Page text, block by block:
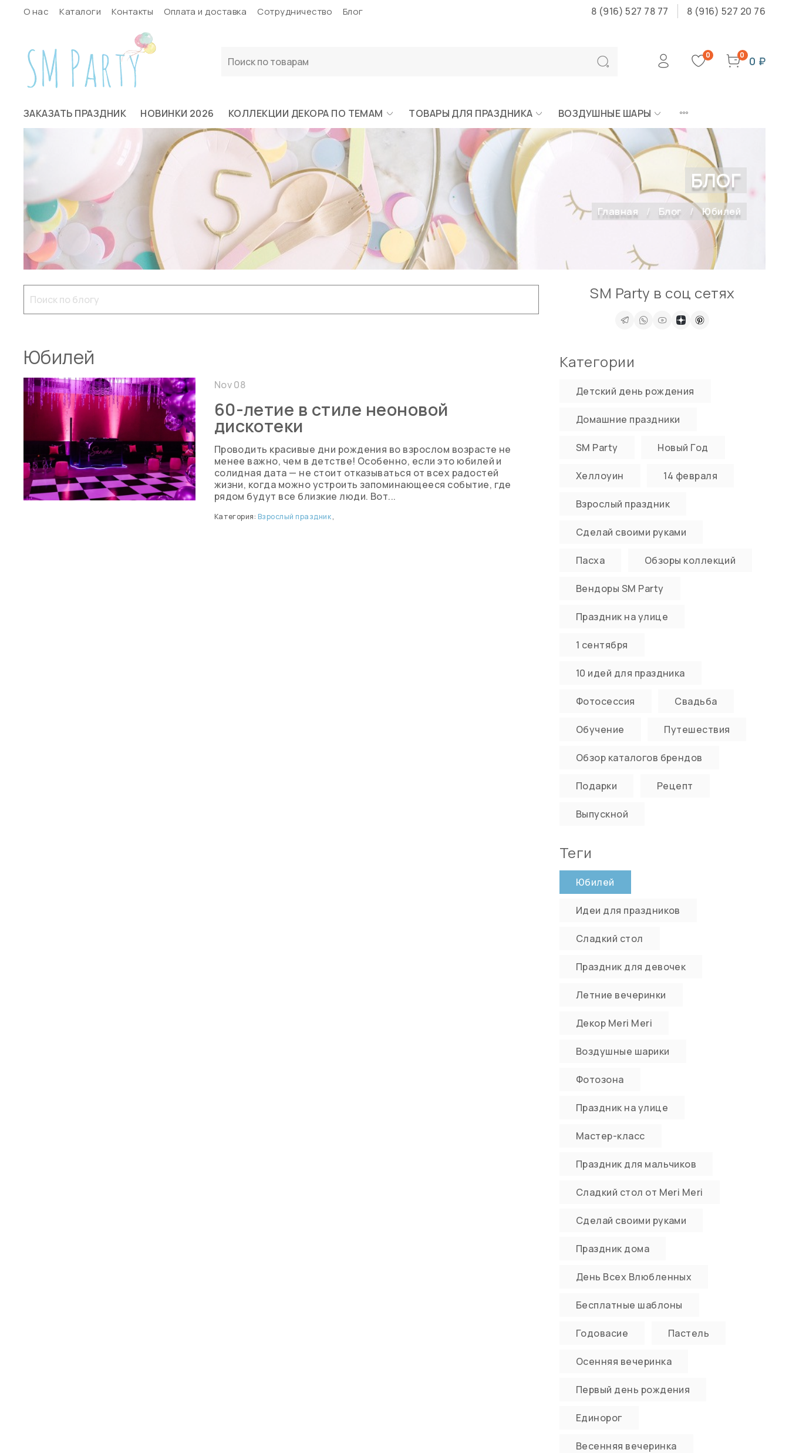
О нас Каталоги Контакты Оплата и доставка Сотрудничество Блог 8 (916) 527 78 77 8 (916) 527 20 76
0 0 0 ₽
ЗАКАЗАТЬ ПРАЗДНИК НОВИНКИ 2026 КОЛЛЕКЦИИ ДЕКОРА ПО ТЕМАМ ТОВАРЫ ДЛЯ ПРАЗДНИКА ВОЗДУШНЫЕ ШАРЫ
БЛОГ
Главная Блог Юбилей
Юбилей
60-летие в стиле неоновой
дискотеки
Проводить красивые дни рождения во взрослом возрасте не
менее важно, чем в детстве! Особенно, если это юбилей и
солидная дата — не стоит отказываться от всех радостей
жизни, когда можно устроить запоминающееся событие, где
рядом будут все близкие люди. Вот...
Nov 08
Категория: Взрослый праздник,
SM Party в соц сетях
Категории
Детский день рождения
Домашние праздники
SM Party Новый Год
Хеллоуин 14 февраля
Взрослый праздник
Сделай своими руками
Пасха Обзоры коллекций
Вендоры SM Party
Праздник на улице
1 сентября
10 идей для праздника
Фотосессия Свадьба
Обучение Путешествия
Обзор каталогов брендов
Подарки Рецепт
Выпускной
Теги
Юбилей
Идеи для праздников
Сладкий стол
Праздник для девочек
Летние вечеринки
Декор Meri Meri
Воздушные шарики
Фотозона
Праздник на улице
Мастер-класс
Праздник для мальчиков
Сладкий стол от Meri Meri
Сделай своими руками
Праздник дома
День Всех Влюбленных
Бесплатные шаблоны
Годовасие Пастель
Осенняя вечеринка
Первый день рождения
Единорог
Весенняя вечеринка